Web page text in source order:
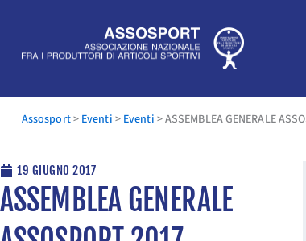
contenuto
Assosport> Eventi > Eventi >ASSEMBLEA GENERALE
19 GIUGNO 2017
ASSEMBLEA GENERALE